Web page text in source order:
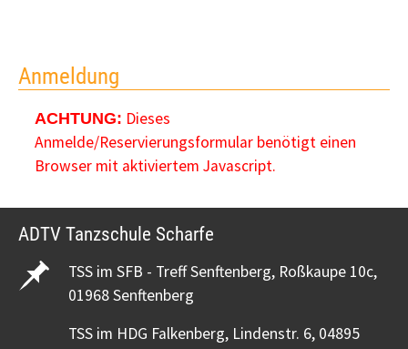
Anmeldung
ACHTUNG: Dieses
Anmelde/Reservierungsformular benötigt einen
Browser mit aktiviertem Javascript.
ADTV Tanzschule Scharfe
TSS im SFB - Treff Senftenberg, Roßkaupe 10c,
01968 Senftenberg
TSS im HDG Falkenberg, Lindenstr. 6, 04895